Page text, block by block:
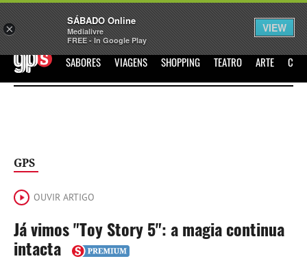
Sábado Assine Iniciar Sessão
GPS SABORES VIAGENS SHOPPING TEATRO ARTE
GPS
OUVIR ARTIGO
Já vimos "Toy Story 5": a magia continua
intacta
×
SÁBADO Online
Medialivre
FREE - In Google Play
VIEW